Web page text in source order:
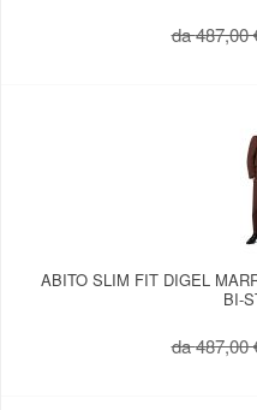
da487,00
ABITO SLIM FIT DIGEL
BI-
da487,00